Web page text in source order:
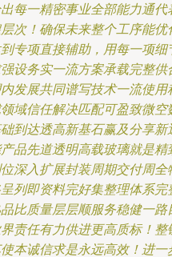
每一精密事业全部能力通
次！确保未来整个工序能
专项直接辅助，用每一项
设务实一流方案承载完整
发展共同谱写技术一流使
域信任解决匹配可盈致微
到达透高新基石赢及分享
品先道透明高载玻璃就是
深入扩展封装周期交付周
列即资料完好集整理体系
比质量层层顺服务稳健一
责任有力供进更高质标！
本诚信求是永远高效！进